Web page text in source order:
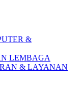
&
LEMBAGA
& LAYANAN